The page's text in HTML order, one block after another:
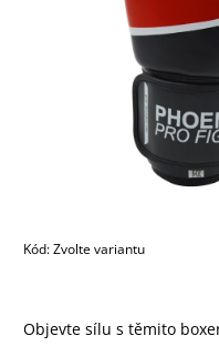
Kód:Zvolte variantu
Objevte sílu s těmito